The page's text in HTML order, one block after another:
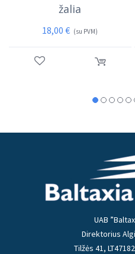
žalia
18,00€ (su PVM)
UAB
Direktorius
Tilžės 41,